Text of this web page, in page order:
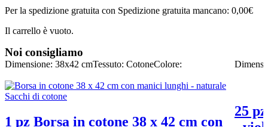
Per la spedizione gratuita con Spedizione gratuita mancano: 0,00€
Il carrello è vuoto.
Noi consigliamo
Dimensione: 38x42 cmTessuto: CotoneColore:
1 pz Borsa in cotone 38 x 42 cm con
25